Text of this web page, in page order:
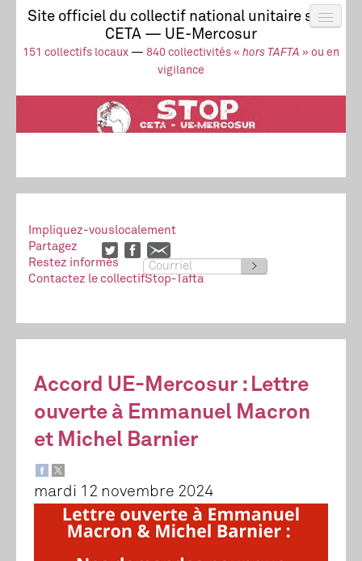
Site officiel du collectif national unitaire stop
CETA — UE-Mercosur
151 collectifs locaux — 840 collectivités « hors TAFTA » ou en
vigilance
Actus
UE-Mercosur
Stop à l’impunité !
TAFTA
CETA
Collectif
Impliquez-vouslocalement
Partagez
Restez informés
>
Contactez le collectifStop-Tafta
Accord UE-Mercosur : Lettre
ouverte à Emmanuel Macron
et Michel Barnier
mardi 12 novembre 2024